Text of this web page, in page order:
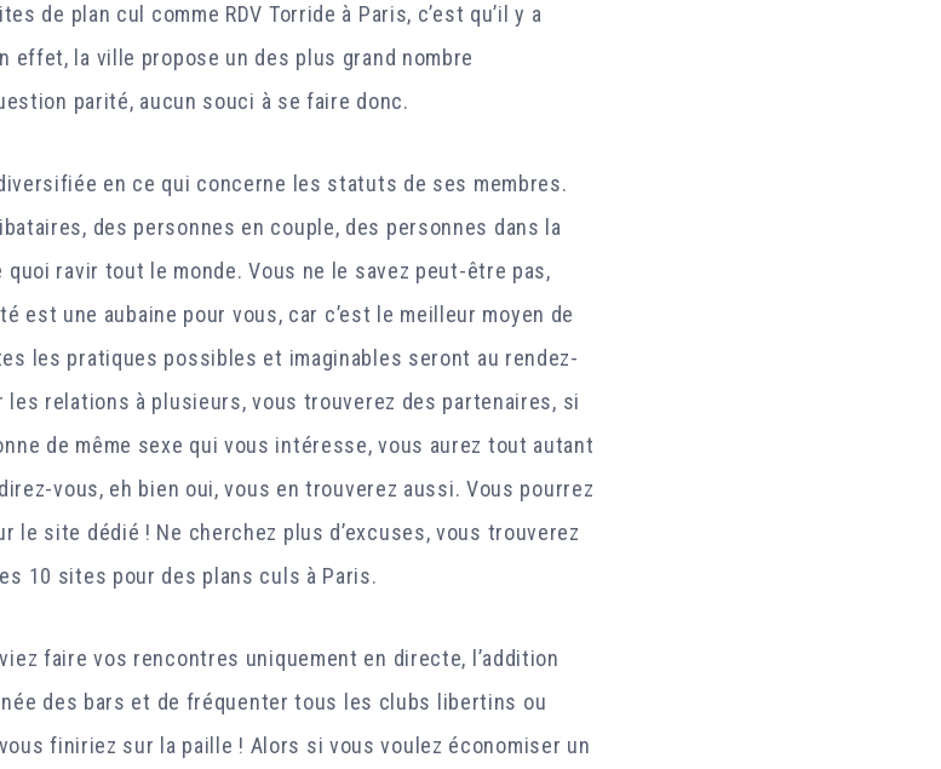
de plan cul comme RDV Torride à Paris, c’est qu’il y a
effet, la ville propose un des plus grand nombre
parité, aucun souci à se faire donc.
en ce qui concerne les statuts de ses membres.
des personnes en couple, des personnes dans la
quoi ravir tout le monde. Vous ne le savez peut-être pas,
est une aubaine pour vous, car c’est le meilleur moyen de
les pratiques possibles et imaginables seront au rendez-
les relations à plusieurs, vous trouverez des partenaires, si
de même sexe qui vous intéresse, vous aurez tout autant
vous, eh bien oui, vous en trouverez aussi. Vous pourrez
le site dédié ! Ne cherchez plus d’excuses, vous trouverez
10 sites pour des plans culs à Paris.
faire vos rencontres uniquement en directe, l’addition
des bars et de fréquenter tous les clubs libertins ou
finiriez sur la paille ! Alors si vous voulez économiser un